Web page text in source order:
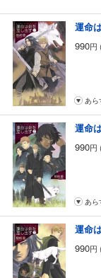
運命
990円
あら
運命
990円
あら
運命
990円